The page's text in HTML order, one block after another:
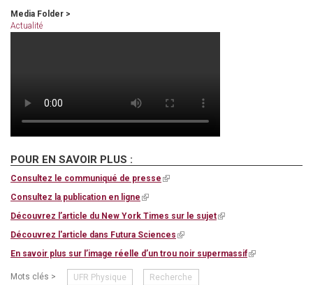
Media Folder >
Actualité
POUR EN SAVOIR PLUS :
Consultez le communiqué de presse (link
Consultez la publication en ligne (link
external)
Découvrez l’article du New York Times sur le sujet(link
Découvrez l'article dans Futura Sciences (link
external)
En savoir plus sur l’image réelle d’un trou noir supermassif(link
Mots clés > UFR Physique Recherche